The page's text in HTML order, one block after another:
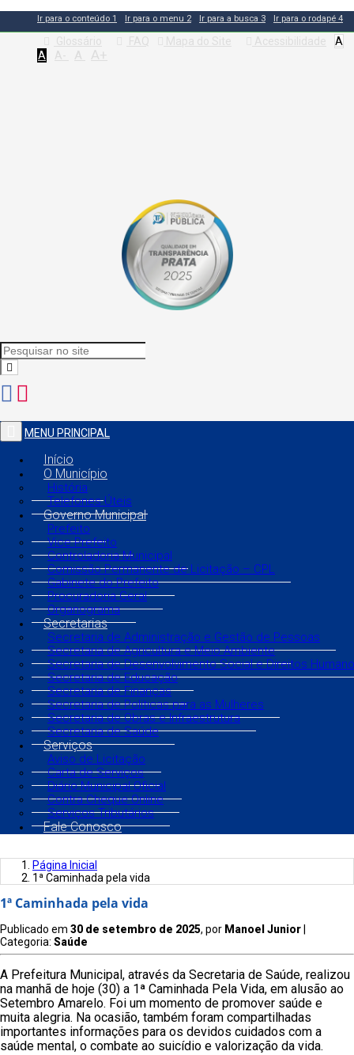
Ir para o conteúdo 1 Ir para o menu 2 Ir para a busca 3 Ir para o rodapé 4
Glossário FAQ Mapa do Site Acessibilidade
A
A
A- A A+
MENU PRINCIPAL
Início
O Município
História
Telefones Úteis
Governo Municipal
Prefeito
Vice Prefeito
Controladoria Municipal
Comissão Permanente de Licitação – CPL
Gabinete do Prefeito
Procuradoria Geral
Organograma
Secretarias
Secretaria de Administração e Gestão de Pessoas
Secretaria de Agricultura e Meio Ambiente
Secretaria de Desenvolvimento Social e Direitos
Secretaria de Educação
Secretaria de Finanças
Secretaria de Políticas para as Mulheres
Secretaria de Obras e Infraestrutura
Secretaria de Saúde
Serviços
Aviso de Licitação
Carta de Serviços
Diário Municipal Oficial
Contra Cheque Online
Serviços Tributários
Fale Conosco
Página Inicial
1ª Caminhada pela vida
1ª Caminhada pela vida
Publicado em 30 de setembro de 2025, por Manoel Junior
Categoria: Saúde
A Prefeitura Municipal, através da Secretaria de Saúde, realizou
na manhã de hoje (30) a 1ª Caminhada Pela Vida, em alusão ao
Setembro Amarelo. Foi um momento de promover saúde e
muita alegria. Na ocasião, também foram compartilhadas
importantes informações para os devidos cuidados com a
saúde mental, o combate ao suicídio e valorização da vida.